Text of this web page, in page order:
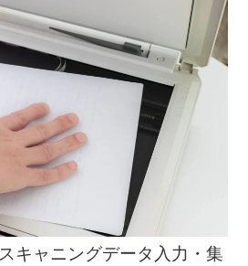
スキャニングデータ入力・集